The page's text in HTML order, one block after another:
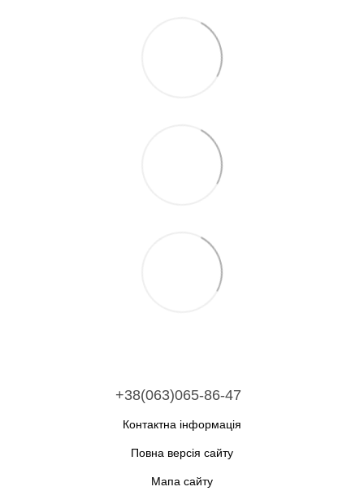
+38(063)065-86-47
Контактна інформація
Повна версія сайту
Мапа сайту